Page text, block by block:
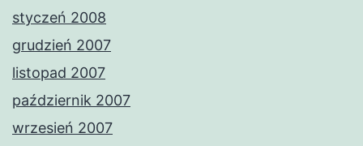
styczeń 2008
grudzień 2007
listopad 2007
październik 2007
wrzesień 2007